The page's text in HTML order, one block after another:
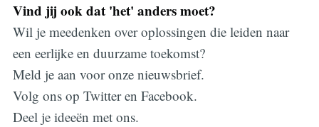
Vind jij ook dat 'het' anders moet?
Wil je meedenken over oplossingen die leiden naar
een eerlijke en duurzame toekomst?
Meld je aan voor onze nieuwsbrief.
Volg ons op Twitter en Facebook.
Deel je ideeën met ons.